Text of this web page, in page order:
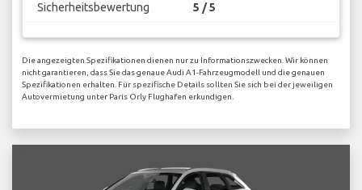
Sicherheitsbewertung 5 / 5
Die angezeigten Spezifikationen dienen nur zu Informationszwecken. Wir können
nicht garantieren, dass Sie das genaue Audi A1-Fahrzeugmodell und die genauen
Spezifikationen erhalten. Für spezifische Details sollten Sie sich bei der jeweiligen
Autovermietung unter Paris Orly Flughafen erkundigen.